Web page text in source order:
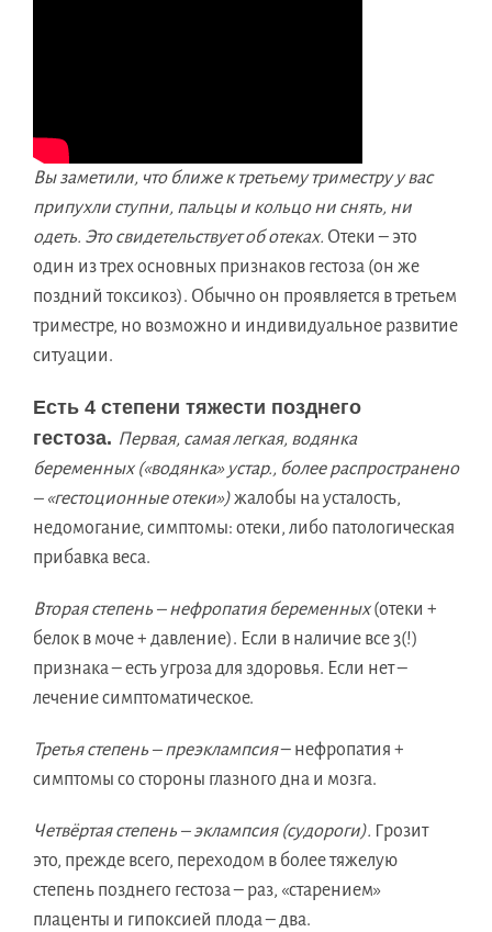
Вы заметили, что ближе к третьему триместру у вас
припухли ступни, пальцы и кольцо ни снять, ни
одеть. Это свидетельствует об отеках. Отеки – это
один из трех основных признаков гестоза (он же
поздний токсикоз). Обычно он проявляется в третьем
триместре, но возможно и индивидуальное развитие
ситуации.
Есть 4 степени тяжести позднего
гестоза. Первая, самая легкая, водянка
беременных («водянка» устар., более распространено
– «гестоционные отеки»)жалобы на усталость,
недомогание, симптомы: отеки, либо патологическая
прибавка веса.
Вторая степень – нефропатия беременных(отеки +
белок в моче + давление). Если в наличие все 3(!)
признака – есть угроза для здоровья. Если нет –
лечение симптоматическое.
Третья степень – преэклампсия– нефропатия +
симптомы со стороны глазного дна и мозга.
Четвёртая степень – эклампсия (судороги). Грозит
это, прежде всего, переходом в более тяжелую
степень позднего гестоза – раз, «старением»
плаценты и гипоксией плода – два.